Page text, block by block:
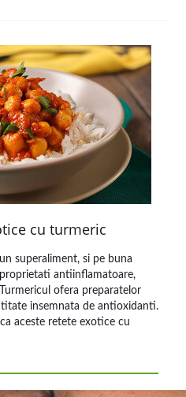
cu turmeric
superaliment, si pe buna
antiinflamatoare,
ofera preparatelor
insemnata de antioxidanti.
aceste retete exotice cu